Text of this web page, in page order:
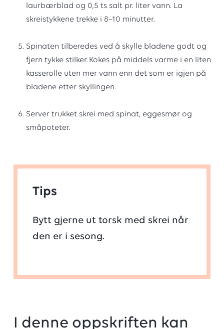
laurbærblad og 0,5 ts salt pr. liter vann. La
skreistykkene trekke i 8–10 minutter.
Spinaten tilberedes ved å skylle bladene godt og
fjern tykke stilker. Kokes på middels varme i en liten
kasserolle uten mer vann enn det som er igjen på
bladene etter skyllingen.
Server trukket skrei med spinat, eggesmør og
småpoteter.
Tips
Bytt gjerne ut torsk med skrei når
den er i sesong.
I denne oppskriften kan